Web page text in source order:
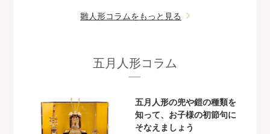
雛人形コラムをもっと見る
五月人形コラム
五月人形の兜や鎧の種類を
知って、お子様の初節句に
そなえましょう